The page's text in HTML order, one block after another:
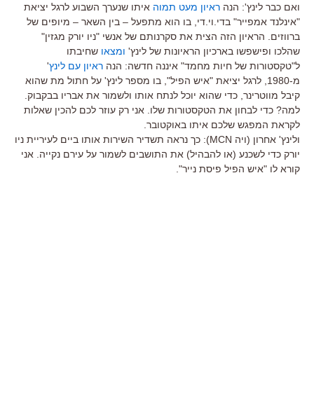
ואם כבר לינץ': הנה ראיון מעט תמוה איתו שנערך השבוע לרגל יציאת
"אינלנד אמפייר" בדי.וי.די, בו הוא מתפעל – בין השאר – מיופים של
ברווזים. הראיון הזה הצית את סקרנותם של אנשי "ניו יורק מגזין"
שהלכו ופישפשו בארכיון הראיונות של לינץ' ומצאו שחיבתו
ל"טקסטורות של חיות מחמד" איננה חדשה: הנה ראיון עם לינץ'
מ-1980, לרגל יציאת "איש הפיל", בו מספר לינץ' על חתול מת שהוא
קיבל מווטרינר, כדי שהוא יוכל לנתח אותו ולשמור את אבריו בבקבוק.
למה? כדי לבחון את הטקסטורות שלו. אני רק עוזר לכם להכין שאלות
לקראת המפגש שלכם איתו באוקטובר.
ולינץ' אחרון (ויה MCN): כך נראה תשדיר השירות אותו ביים לעיריית ניו
יורק כדי לשכנע (או להבהיל) את התושבים לשמור על עירם נקייה. אני
קורא לו "איש הפיל פיסת נייר".